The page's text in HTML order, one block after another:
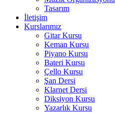
Tasarım
İletişim
Kurslarımız
Gitar Kursu
Keman Kursu
Piyano Kursu
Bateri Kursu
Çello Kursu
Şan Dersi
Klarnet Dersi
Diksiyon Kursu
Yazarlık Kursu